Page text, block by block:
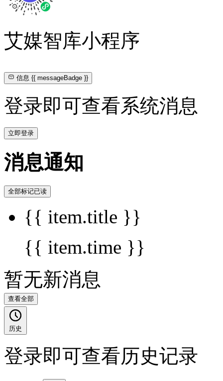
艾媒智库小程序
信息{{ messageBadge }}
登录即可查看系统消息
立即登录
消息通知
全部标记已读
{{ item.title }}
{{ item.time }}
暂无新消息
查看全部
历史
登录即可查看历史记录